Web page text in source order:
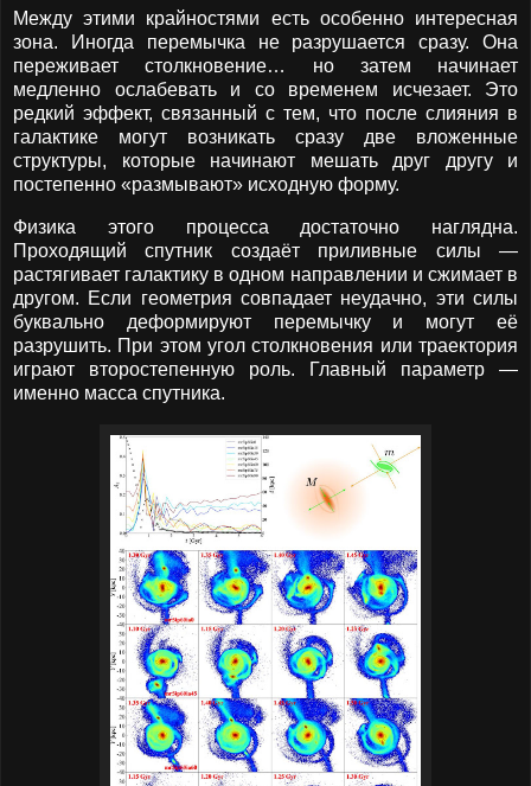
Между этими крайностями есть особенно интересная
зона. Иногда перемычка не разрушается сразу. Она
переживает столкновение… но затем начинает
медленно ослабевать и со временем исчезает. Это
редкий эффект, связанный с тем, что после слияния в
галактике могут возникать сразу две вложенные
структуры, которые начинают мешать друг другу и
постепенно «размывают» исходную форму.
Физика этого процесса достаточно наглядна.
Проходящий спутник создаёт приливные силы —
растягивает галактику в одном направлении и сжимает в
другом. Если геометрия совпадает неудачно, эти силы
буквально деформируют перемычку и могут её
разрушить. При этом угол столкновения или траектория
играют второстепенную роль. Главный параметр —
именно масса спутника.